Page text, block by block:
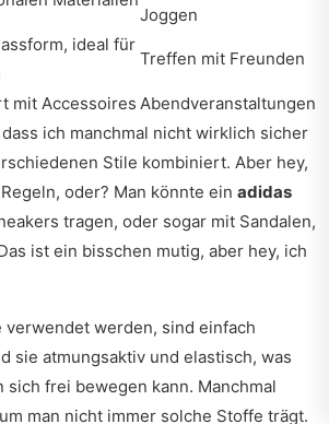
Joggen
ideal für
Treffen mit Freunden
mit Accessoires Abendveranstaltungen
ich manchmal nicht wirklich sicher
Stile kombiniert. Aber hey,
oder? Man könnte ein adidas
tragen, oder sogar mit Sandalen,
ist ein bisschen mutig, aber hey, ich
verwendet werden, sind einfach
sie atmungsaktiv und elastisch, was
sich frei bewegen kann. Manchmal
man nicht immer solche Stoffe trägt.